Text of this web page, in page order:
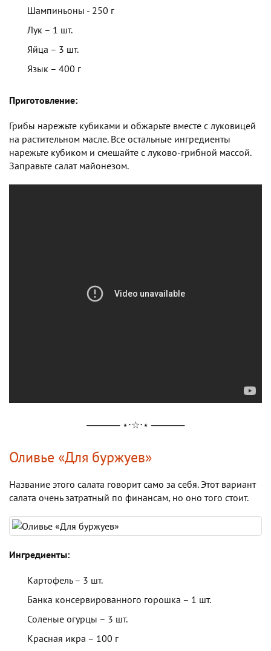
Шампиньоны - 250 г
Лук – 1 шт.
Яйца – 3 шт.
Язык – 400 г
Приготовление:
Грибы нарежьте кубиками и обжарьте вместе с луковицей
на растительном масле. Все остальные ингредиенты
нарежьте кубиком и смешайте с луково-грибной массой.
Заправьте салат майонезом.
───── ⋆⋅☆⋅⋆ ─────
Оливье «Для буржуев»
Название этого салата говорит само за себя. Этот вариант
салата очень затратный по финансам, но оно того стоит.
Ингредиенты:
Картофель – 3 шт.
Банка консервированного горошка – 1 шт.
Соленые огурцы – 3 шт.
Красная икра – 100 г